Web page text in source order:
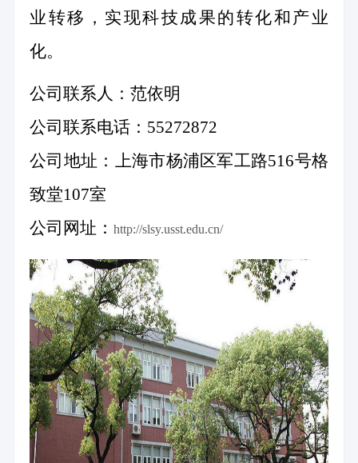
业转移，实现科技成果的转化和产业
化。
公司联系人：范依明
公司联系电话： 55272872
公司地址：上海市杨浦区军工路516号格
致堂107室
公司网址： http://slsy.usst.edu.cn/